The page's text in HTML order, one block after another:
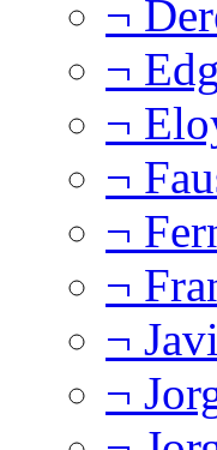
¬
¬
¬
¬
¬
¬
¬
¬